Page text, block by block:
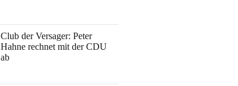
Club der Versager: Peter
Hahne rechnet mit der CDU
ab